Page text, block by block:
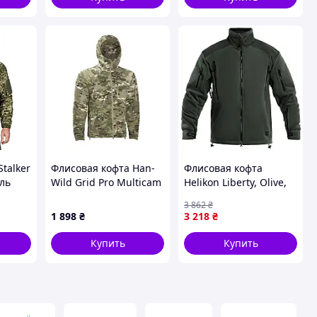
Флисовая кофта Han-
Wild Grid Pro Multicam
1 898 ₴
Купить
Флисовая кофта
Helikon Liberty, Olive,
для активного отдыха
3 218 ₴
3 862₴
Купить